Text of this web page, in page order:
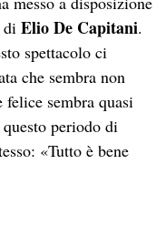
diElio De Capitani.
spettacolo ci
che sembra non
sembra quasi
periodo di
«Tutto è bene